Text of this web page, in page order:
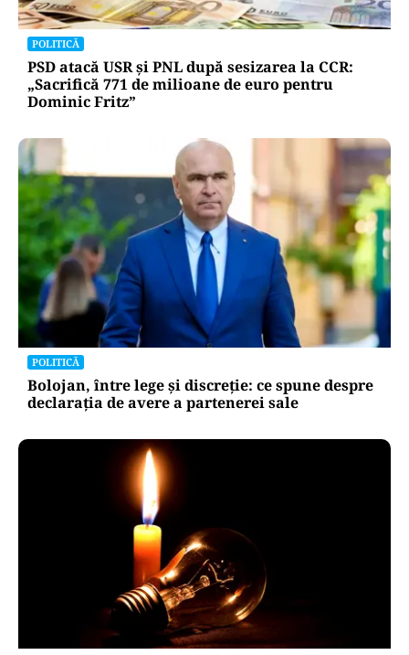
POLITICĂ
PSD atacă USR și PNL după sesizarea la CCR:
„Sacrifică 771 de milioane de euro pentru
Dominic Fritz”
POLITICĂ
Bolojan, între lege și discreție: ce spune despre
declarația de avere a partenerei sale